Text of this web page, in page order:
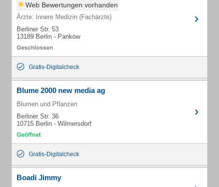
Web Bewertungen vorhanden
Ärzte: Innere Medizin (Fachärzte)
Berliner Str. 53
13189 Berlin - Pankow
Gratis-Digitalcheck
Blume 2000 new media ag
Blumen und Pflanzen
Berliner Str. 36
10715 Berlin - Wilmersdorf
Gratis-Digitalcheck
Boadi Jimmy